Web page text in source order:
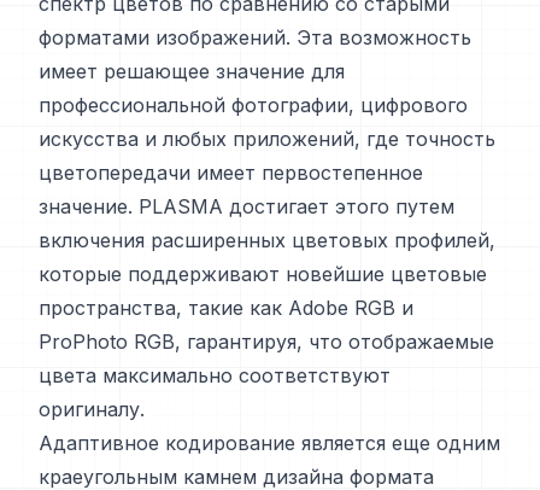
форматами изображений. Эта возможность
имеет решающее значение для
профессиональной фотографии, цифрового
искусства и любых приложений, где точность
цветопередачи имеет первостепенное
значение. PLASMA достигает этого путем
включения расширенных цветовых профилей,
которые поддерживают новейшие цветовые
пространства, такие как Adobe RGB и
ProPhoto RGB, гарантируя, что отображаемые
цвета максимально соответствуют
оригиналу.
Адаптивное кодирование является еще одним
краеугольным камнем дизайна формата